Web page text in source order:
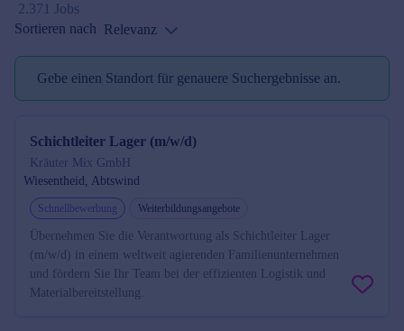
2.371 Jobs
Sortieren nach Relevanz
Gebe einen Standort für genauere Suchergebnisse an.
Schichtleiter Lager (m/w/d)
Kräuter Mix GmbH
Wiesentheid, Abtswind
Schnellbewerbung Weiterbildungsangebote
Übernehmen Sie die Verantwortung als Schichtleiter Lager
(m/w/d) in einem weltweit agierenden Familienunternehmen
und fördern Sie Ihr Team bei der effizienten Logistik und
Materialbereitstellung.